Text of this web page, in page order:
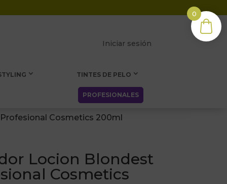
Iniciar sesión
TINTES DE PELO
PROFESIONALES
Cosmetics 200ml
Locion Blondest
Cosmetics
0